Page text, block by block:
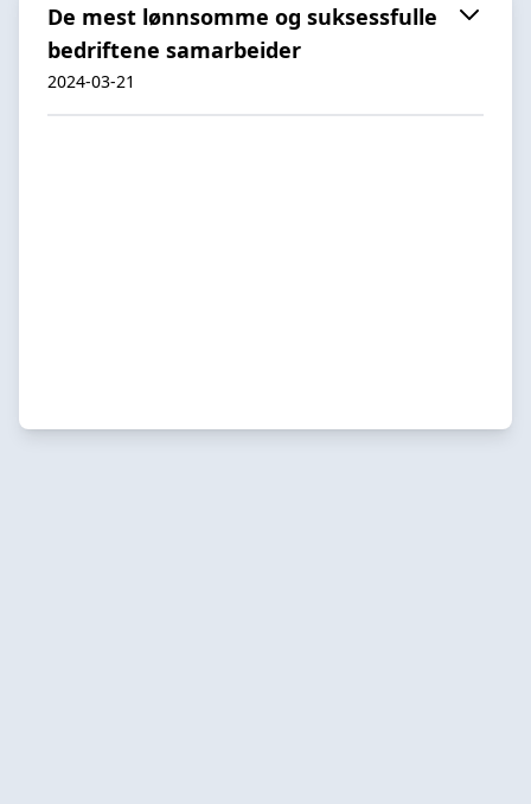
De mest lønnsomme og suksessfulle
bedriftene samarbeider
2024-03-21